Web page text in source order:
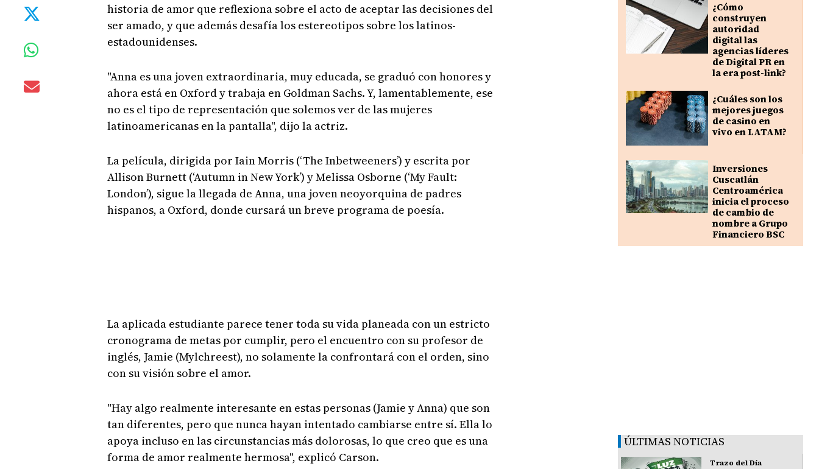
historia de amor que reflexiona sobre el acto de aceptar las decisiones del
ser amado, y que además desafía los estereotipos sobre los latinos-
estadounidenses.
"Anna es una joven extraordinaria, muy educada, se graduó con honores y
ahora está en Oxford y trabaja en Goldman Sachs. Y, lamentablemente, ese
no es el tipo de representación que solemos ver de las mujeres
latinoamericanas en la pantalla", dijo la actriz.
La película, dirigida por Iain Morris (‘The Inbetweeners’) y escrita por
Allison Burnett (‘Autumn in New York’) y Melissa Osborne (‘My Fault:
London’), sigue la llegada de Anna, una joven neoyorquina de padres
hispanos, a Oxford, donde cursará un breve programa de poesía.
La aplicada estudiante parece tener toda su vida planeada con un estricto
cronograma de metas por cumplir, pero el encuentro con su profesor de
inglés, Jamie (Mylchreest), no solamente la confrontará con el orden, sino
con su visión sobre el amor.
"Hay algo realmente interesante en estas personas (Jamie y Anna) que son
tan diferentes, pero que nunca hayan intentado cambiarse entre sí. Ella lo
apoya incluso en las circunstancias más dolorosas, lo que creo que es una
forma de amor realmente hermosa", explicó Carson.
¿Cómo
construyen
autoridad
digital las
agencias líderes
de Digital PR en
la era post-link?
¿Cuáles son los
mejores juegos
de casino en
vivo en LATAM?
Inversiones
Cuscatlán
Centroamérica
inicia el proceso
de cambio de
nombre a Grupo
Financiero BSC
ÚLTIMAS NOTICIAS
Trazo del Día